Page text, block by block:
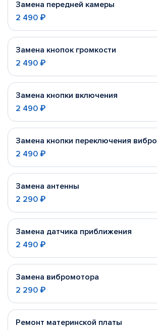
Замена передней камеры
2 490 ₽
Замена кнопок громкости
2 490 ₽
Замена кнопки включения
2 490 ₽
Замена кнопки переключения вибро
2 490 ₽
Замена антенны
2 290 ₽
Замена датчика приближения
2 490 ₽
Замена вибромотора
2 290 ₽
Ремонт материнской платы